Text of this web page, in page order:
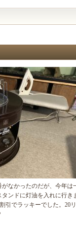
なかったのだが、今年は
タンドに灯油を入れに行
引でラッキーでした。20